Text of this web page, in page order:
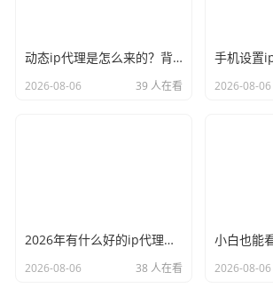
动态ip代理是怎么来的？背后的原理比你想象的精彩
2026-08-06 39 人在看 2026-08-06
2026年有什么好的ip代理软件？亲测后我只推荐这几个
2026-08-06 38 人在看 2026-08-06